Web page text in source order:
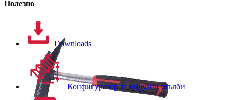
Полезно
Downloads
Конфигуратор за модулни стълби